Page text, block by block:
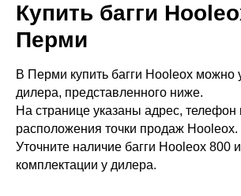
Купить багги
Перми
В Перми купить багги Hooleox можно
дилера, представленного ниже.
На странице указаны адрес, телефон
расположения точки продаж Hooleox.
Уточните наличие багги Hooleox 800
комплектации у дилера.